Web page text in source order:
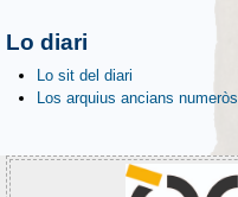
Lo diari
Lo sit del diari
Los arquius ancians numeròs